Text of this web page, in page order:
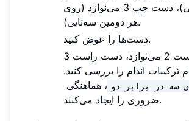
سومین سه‌تایی)، دست چپ 3 می‌نوازد (روی
هر دومین سه‌تایی).
دست‌ها را عوض کنید.
پای راست 2 می‌نوازد، دست راست 3
ترکیبات اندام را بررسی کنید.
، هماهنگی
ضروری را ایجاد می‌کنند.